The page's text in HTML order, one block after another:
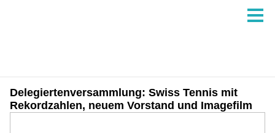
Delegiertenversammlung: Swiss Tennis mit
Rekordzahlen, neuem Vorstand und Imagefilm